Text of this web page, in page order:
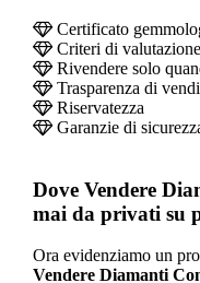
Certificato
Criteri di
Rivendere solo
Trasparenza di
Riservatezza
Garanzie di
Dove Vendere
mai da privati su
Ora evidenziamo un
Vendere Diamanti